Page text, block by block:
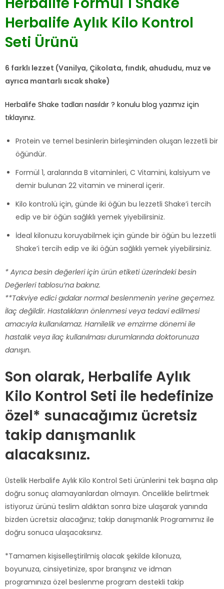
Herbalife Aylık Kilo Kontrol
Seti Ürünü
6 farklı lezzet (Vanilya, Çikolata, fındık, ahududu, muz ve
ayrıca mantarlı sıcak shake)
Herbalife Shake tadları nasıldır ? konulu blog yazımız için
tıklayınız.
Protein ve temel besinlerin birleşiminden oluşan lezzetli bir
öğündür.
Formül 1, aralarında B vitaminleri, C Vitamini, kalsiyum ve
demir bulunan 22 vitamin ve mineral içerir.
Kilo kontrolü için, günde iki öğün bu lezzetli Shake’i tercih
edip ve bir öğün sağlıklı yemek yiyebilirsiniz.
İdeal kilonuzu koruyabilmek için günde bir öğün bu lezzetli
Shake’i tercih edip ve iki öğün sağlıklı yemek yiyebilirsiniz.
* Ayrıca besin değerleri için ürün etiketi üzerindeki besin
Değerleri tablosu’na bakınız.
**Takviye edici gıdalar normal beslenmenin yerine geçemez.
İlaç değildir. Hastalıkların önlenmesi veya tedavi edilmesi
amacıyla kullanılamaz. Hamilelik ve emzirme dönemi ile
hastalık veya ilaç kullanılması durumlarında doktorunuza
danışın.
Son olarak, Herbalife Aylık
Kilo Kontrol Seti ile hedefinize
özel* sunacağımız ücretsiz
takip danışmanlık
alacaksınız.
Üstelik Herbalife Aylık Kilo Kontrol Seti ürünlerini tek başına alıp
doğru sonuç alamayanlardan olmayın. Öncelikle belirtmek
istiyoruz ürünü teslim aldıktan sonra bize ulaşarak yanında
bizden ücretsiz alacağınız; takip danışmanlık Programımız ile
doğru sonuca ulaşacaksınız.
*Tamamen kişiselleştirilmiş olacak şekilde kilonuza,
boyunuza, cinsiyetinize, spor branşınız ve idman
programınıza özel beslenme program destekli takip